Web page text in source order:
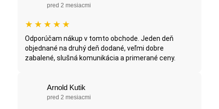
pred 2 mesiacmi
★ ★ ★ ★ ★
Odporúčam nákup v tomto obchode. Jeden deň
objednané na druhý deň dodané, veľmi dobre
zabalené, slušná komunikácia a primerané ceny.
Arnold Kutik
pred 2 mesiacmi